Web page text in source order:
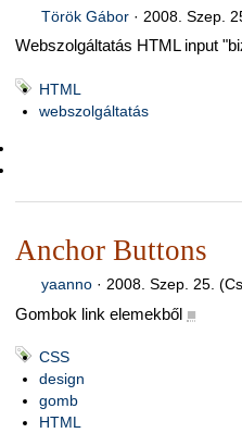
Török Gábor· 2008. Szep.
Webszolgáltatás HTML input
HTML
webszolgáltatás
Anchor Buttons
yaanno· 2008. Szep. 25.
Gombok link elemekből ■
CSS
design
gomb
HTML